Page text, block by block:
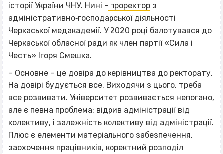
історії України ЧНУ. Нині - проректор з
адміністративно‐господарської діяльності
Черкаської медакадемії. У 2020 році балотувався до
Черкаської обласної ради як член партії «Сила і
Честь» Ігоря Смешка.
– Основне – це довіра до керівництва до ректорату.
На довірі будується все. Виходячи з цього, треба
все розвивати. Університет розвивається непогано,
але є певна проблема: відрив адміністрації від
колективу, і залежність колективу від адміністрації.
Плюс є елементи матеріального забезпечення,
заохочення працівників, коректний розподіл